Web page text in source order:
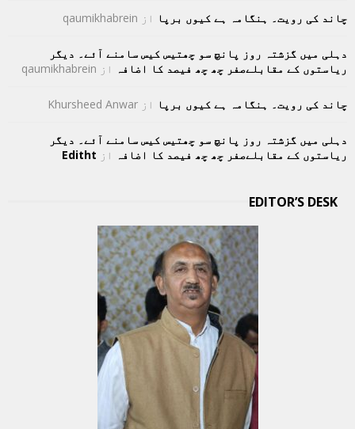
چاند کی رویت۔ ہنگامہ ہے کیوں برپا از qaumikhabrein
دہلی میں گزشتہ روز پانچ سو چھتیس کیس سامنے آئے۔ دیگر
ریاستوں کے مقابلےصفر چھ چھ فیصد کا اضافہ
از qaumikhabrein
چاند کی رویت۔ ہنگامہ ہے کیوں برپا از Khursheed Anwar
دہلی میں گزشتہ روز پانچ سو چھتیس کیس سامنے آئے۔ دیگر
ریاستوں کے مقابلےصفر چھ چھ فیصد کا اضافہ
از Editht
EDITOR’S DESK